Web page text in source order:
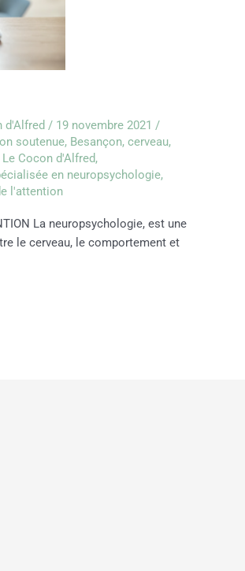
d'Alfred/ 19 novembre 2021/
soutenue, Besançon,cerveau,
Le Cocon d'Alfred,
en neuropsychologie,
l'attention
La neuropsychologie, est une
le cerveau, le comportement et